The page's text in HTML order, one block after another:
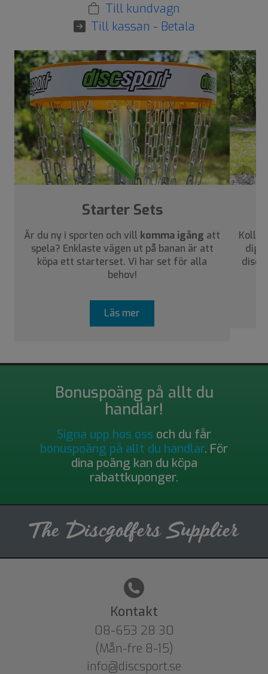
Till kundvagn
Till kassan - Betala
›
Starter Sets
Är du ny i sporten och vill komma igång att
spela? Enklaste vägen ut på banan är att
köpa ett starterset. Vi har set för alla
behov!
Läs mer
Kolla
dig
Bonuspoäng på allt du
handlar!
Signa upp hos oss och du får
bonuspoäng på allt du handlar. För
dina poäng kan du köpa
rabattkuponger.
Kontakt
08-653 28 30
(Mån-fre 8-15)
info@discsport.se